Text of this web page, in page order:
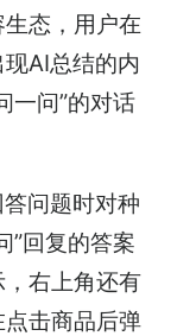
态，用户在
AI总结的内
一问”的对话
问题时对种
”回复的答案
右上角还有
击商品后弹